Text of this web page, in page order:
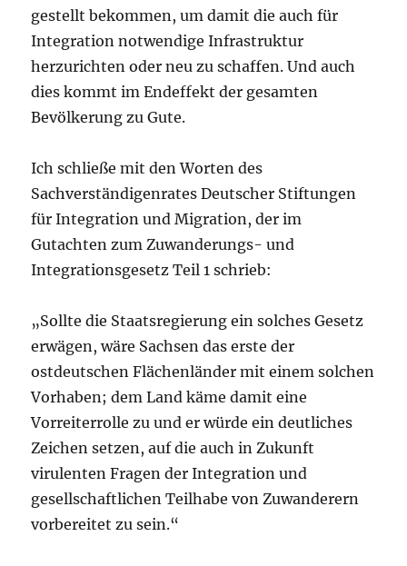
gestellt bekommen, um damit die auch für
Integration notwendige Infrastruktur
herzurichten oder neu zu schaffen. Und auch
dies kommt im Endeffekt der gesamten
Bevölkerung zu Gute.
Ich schließe mit den Worten des
Sachverständigenrates Deutscher Stiftungen
für Integration und Migration, der im
Gutachten zum Zuwanderungs- und
Integrationsgesetz Teil 1 schrieb:
„Sollte die Staatsregierung ein solches Gesetz
erwägen, wäre Sachsen das erste der
ostdeutschen Flächenländer mit einem solchen
Vorhaben; dem Land käme damit eine
Vorreiterrolle zu und er würde ein deutliches
Zeichen setzen, auf die auch in Zukunft
virulenten Fragen der Integration und
gesellschaftlichen Teilhabe von Zuwanderern
vorbereitet zu sein.“